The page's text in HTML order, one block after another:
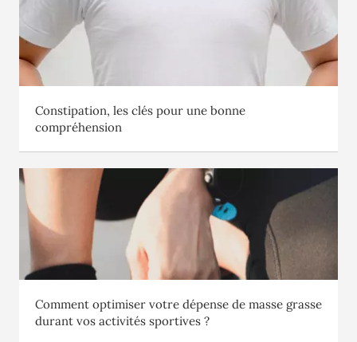
Constipation, les clés pour une bonne
compréhension
Comment optimiser votre dépense de masse grasse
durant vos activités sportives ?